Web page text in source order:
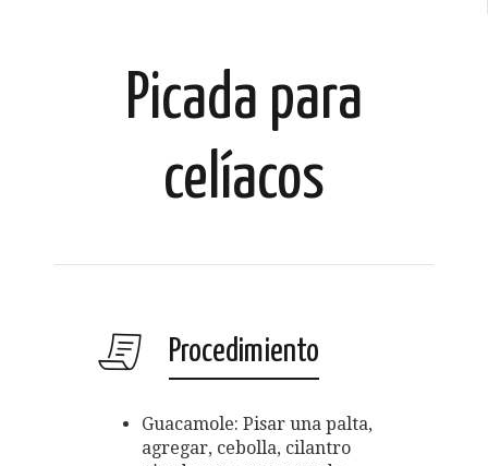
Picada para
celíacos
Procedimiento
Guacamole: Pisar una palta,
agregar, cebolla, cilantro